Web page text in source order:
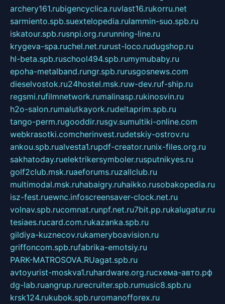
archery161.rubigencyclica.ruvlast16.rukorru.net
sarmiento.spb.suextelopedia.rulammin-suo.spb.ru
iskatour.spb.rusnpi.org.rurunning-line.ru
krygeva-spa.ruchel.net.rurust-loco.rudugshop.ru
hl-beta.spb.ruschool494.spb.rumymubaby.ru
epoha-metalband.rungr.spb.rurusgosnews.com
dieselvostok.ru24hostel.msk.ruw-dev.ruf-ship.ru
regsmi.rufilmnetwork.rumalinasp.rukinosvin.ru
h2o-salon.rumalutkayork.rudeltaprim.spb.ru
tango-perm.rugooddir.rusgv.sumultiki-online.com
webkrasotki.comcherinvest.rudetskiy-ostrov.ru
ankou.spb.rualvesta1.rupdf-creator.runix-files.org.ru
sakhatoday.ruelektrikersymboler.rusputnikyes.ru
golf2club.msk.ruaeforums.ruzallclub.ru
multimodal.msk.ruhabaigry.ruhaikko.rusobakopedia.ru
isz-fest.ruewnc.infoscreensaver-clock.net.ru
volnav.spb.rucomnat.runpf.net.ru7bit.pp.rukalugatur.ru
tesiaes.rucard.com.rukazanka.spb.ru
gildiya-kuznecov.rukameryboavision.ru
griffoncom.spb.rufabrika-emotsiy.ru
PARK-MATROSOVA.RUagat.spb.ru
avtoyurist-moskva1.ruhardware.org.ruсхема-авто.рф
dg-lab.ruangrup.rurecruiter.spb.rumusic8.spb.ru
krsk124.rukubok.spb.ruromanofforex.ru